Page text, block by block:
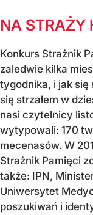
NA STRAŻY
Konkurs Strażnik
zaledwie kilka
tygodnika, i jak się
się strzałem w
nasi czytelnicy
wytypowali: 170
mecenasów. W
Strażnik Pamięci
także: IPN,
Uniwersytet
poszukiwań i